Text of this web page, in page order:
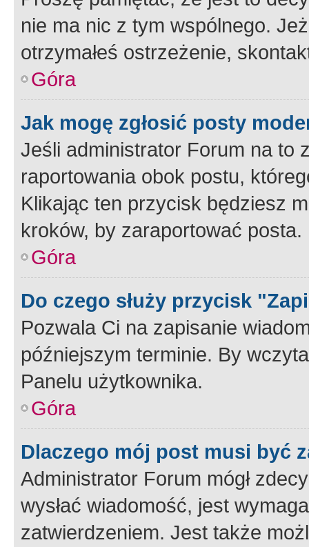
nie ma nic z tym wspólnego.
otrzymałeś ostrzeżenie,
Góra
Jak mogę zgłosić posty
Jeśli administrator Forum na to
raportowania obok postu,
Klikając ten przycisk będziesz
kroków, by zaraportować posta.
Góra
Do czego służy przycisk
Pozwala Ci na zapisanie
późniejszym terminie. By
Panelu użytkownika.
Góra
Dlaczego mój post musi być
Administrator Forum mógł
wysłać wiadomość, jest
zatwierdzeniem. Jest także